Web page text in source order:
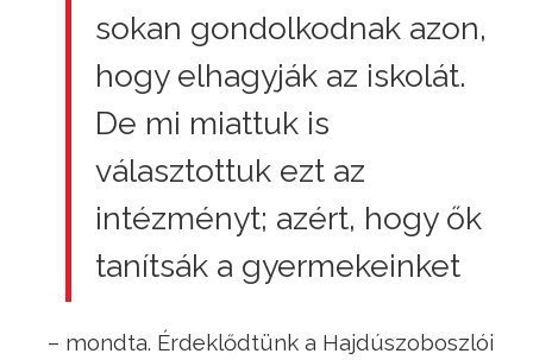
sokan gondolkodnak azon,
hogy elhagyják az iskolát.
De mi miattuk is
választottuk ezt az
intézményt; azért, hogy ők
tanítsák a gyermekeinket
– mondta. Érdeklődtünk a Hajdúszoboszlói